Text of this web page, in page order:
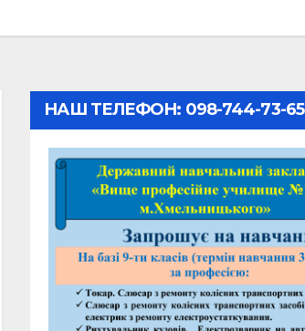
НАШ ТЕЛЕФОН: 098-744-73-65